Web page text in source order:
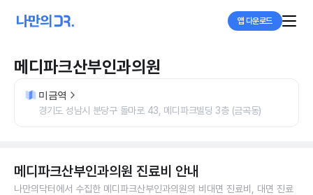
앱 다운로드
메디파크산부인과의원
미금역
경기도 성남시 분당구 돌마로 43, 메디파크빌딩 3층 (금곡동)
메디파크산부인과의원 진료비 안내
나만의닥터에서 수집한 메디파크산부인과의원의 비대면 진료비, 대면 진료